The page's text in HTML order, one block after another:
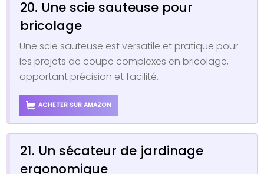
20. Une scie sauteuse pour
bricolage
Une scie sauteuse est versatile et pratique pour
les projets de coupe complexes en bricolage,
apportant précision et facilité.
ACHETER SUR AMAZON
21. Un sécateur de jardinage
ergonomique